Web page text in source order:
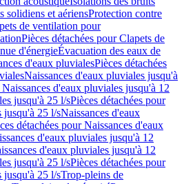
solidiens et aériensProtection contre
de ventilation pour
Pièces détachées pour Clapets de
d'énergieÉvacuation des eaux de
d'eaux pluvialesPièces détachées
Naissances d'eaux pluviales jusqu'à
d'eaux pluviales jusqu'à 12
jusqu'à 25 l/sPièces détachées pour
jusqu'à 25 l/sNaissances d'eaux
détachées pour Naissances d'eaux
d'eaux pluviales jusqu'à 12
d'eaux pluviales jusqu'à 12
jusqu'à 25 l/sPièces détachées pour
jusqu'à 25 l/sTrop-pleins de